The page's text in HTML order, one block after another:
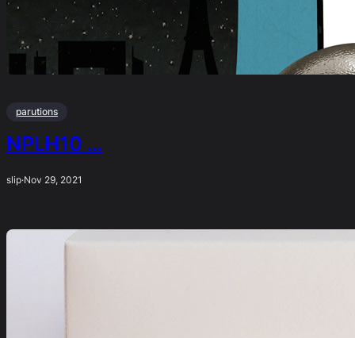
parutions
NPLH10 …
slip·Nov 29, 2021